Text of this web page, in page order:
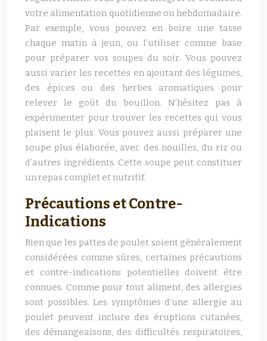
votre alimentation quotidienne ou hebdomadaire.
Par exemple, vous pouvez en boire une tasse
chaque matin à jeun, ou l’utiliser comme base
pour préparer vos soupes du soir. Vous pouvez
aussi varier les recettes en ajoutant des légumes,
des épices ou des herbes aromatiques pour
relever le goût du bouillon. N’hésitez pas à
expérimenter pour trouver les recettes qui vous
plaisent le plus. Vous pouvez aussi préparer une
soupe plus élaborée, avec des nouilles, du riz ou
d’autres ingrédients. Cette soupe peut constituer
un repas complet et nutritif.
Précautions et Contre-
Indications
Bien que les pattes de poulet soient généralement
considérées comme sûres, certaines précautions
et contre-indications potentielles doivent être
connues. Comme pour tout aliment, des allergies
sont possibles. Les symptômes d’une allergie au
poulet peuvent inclure des éruptions cutanées,
des démangeaisons, des difficultés respiratoires,